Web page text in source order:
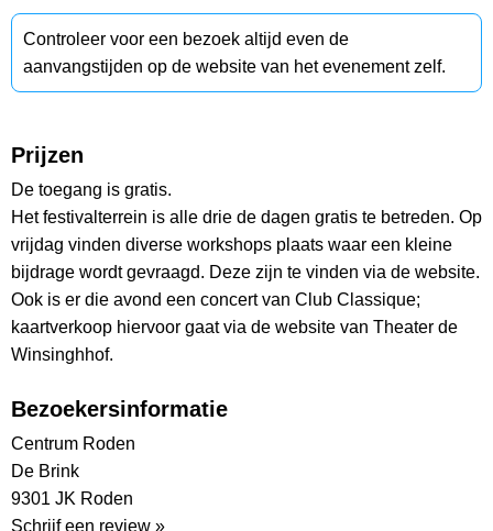
Controleer voor een bezoek altijd even de
aanvangstijden op de website van het evenement zelf.
Prijzen
De toegang is gratis.
Het festivalterrein is alle drie de dagen gratis te betreden. Op
vrijdag vinden diverse workshops plaats waar een kleine
bijdrage wordt gevraagd. Deze zijn te vinden via de website.
Ook is er die avond een concert van Club Classique;
kaartverkoop hiervoor gaat via de website van Theater de
Winsinghhof.
Bezoekersinformatie
Centrum Roden
De Brink
9301 JK Roden
Schrijf een review »